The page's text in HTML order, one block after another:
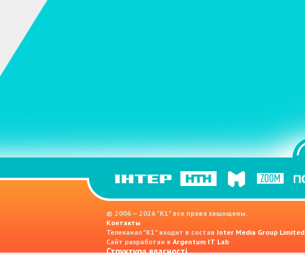
© 2006 — 2026 "K1" все права защищены.
Контакты
Телеканал "К1" входит в состав Inter Media Group Limited
Сайт разработан в Argentum IT Lab
Структура власності